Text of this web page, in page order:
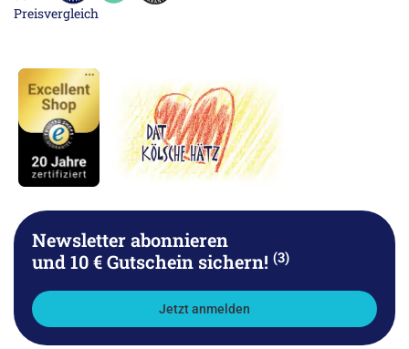
Newsletter abonnieren
und 10 € Gutschein sichern! (3)
Jetzt anmelden